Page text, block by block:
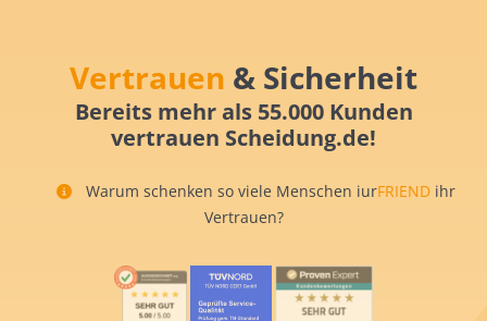
Vertrauen & Sicherheit
Bereits mehr als 55.000 Kunden
vertrauen Scheidung.de!
Warum schenken so viele Menschen iurFRIEND ihr
Vertrauen?